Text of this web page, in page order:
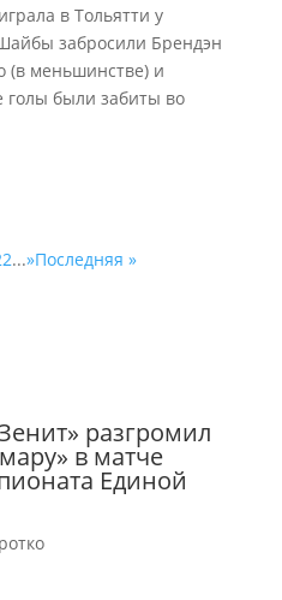
в Тольятти у
забросили Брендэн
(в меньшинстве) и
голы были забиты во
...»Последняя »
разгромил
в матче
Единой